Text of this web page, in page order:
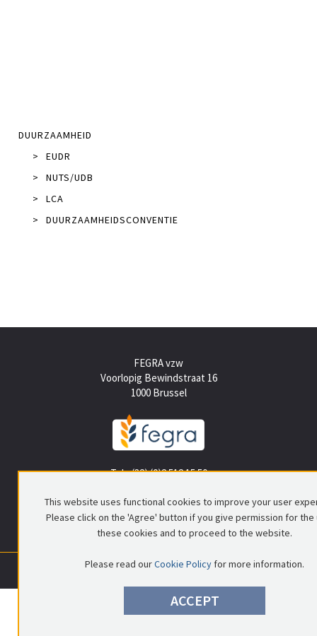
DUURZAAMHEID
>
EUDR
>
NUTS/UDB
>
LCA
>
DUURZAAMHEIDSCONVENTIE
FEGRA vzw
Voorlopig Bewindstraat 16
1000 Brussel
Tel +(32) (0)2 512 15 50
RPR Brussel|© FEGRA| Privacy policy|Disclaimer
This website uses functional cookies to improve your user
Please click on the 'Agree' button if you give permission for the
these cookies and to proceed to the website.
Please read ourCookie Policy for more information.
ACCEPT